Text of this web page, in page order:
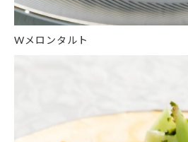
Wメロンタルト